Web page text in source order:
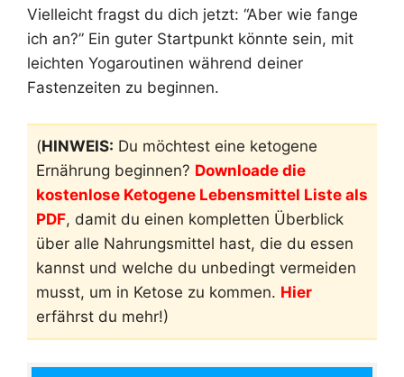
Vielleicht fragst du dich jetzt: “Aber wie fange
ich an?” Ein guter Startpunkt könnte sein, mit
leichten Yogaroutinen während deiner
Fastenzeiten zu beginnen.
(HINWEIS: Du möchtest eine ketogene
Ernährung beginnen? Downloade die
kostenlose Ketogene Lebensmittel Liste als
PDF, damit du einen kompletten Überblick
über alle Nahrungsmittel hast, die du essen
kannst und welche du unbedingt vermeiden
musst, um in Ketose zu kommen. Hier
erfährst du mehr!)